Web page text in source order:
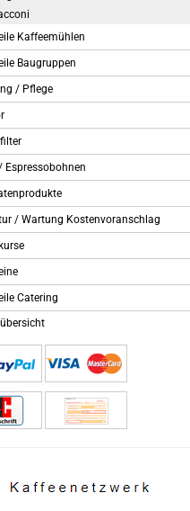
Kaffeemühlen
Baugruppen
/ Pflege
Espressobohnen
/ Wartung Kostenvoranschlag
Catering